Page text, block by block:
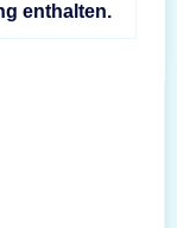
enthalten.